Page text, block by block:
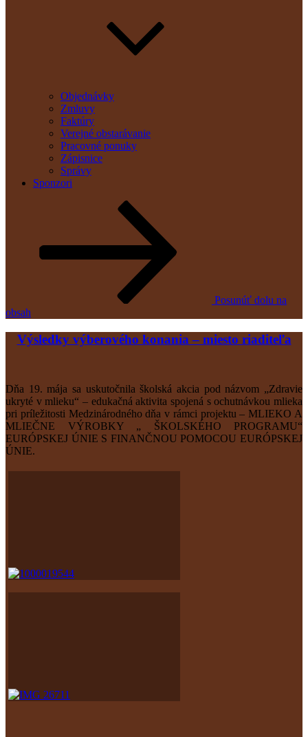
Objednávky
Zmluvy
Faktúry
Verejné obstarávanie
Pracovné ponuky
Zápisnice
Správy
Sponzori
Posunúť dolu na
obsah
Výsledky výberového konania – miesto riaditeľa
Dňa 19. mája sa uskutočnila školská akcia pod názvom „Zdravie
ukryté v mlieku“ – edukačná aktivita spojená s ochutnávkou mlieka
pri príležitosti Medzinárodného dňa v rámci projektu – MLIEKO A
MLIEČNE VÝROBKY „ ŠKOLSKÉHO PROGRAMU“
EURÓPSKEJ ÚNIE S FINANČNOU POMOCOU EURÓPSKEJ
ÚNIE.